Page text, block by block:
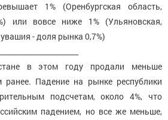
1% (Оренбургская область,
или вовсе ниже 1% (Ульяновская,
- доля рынка 0,7%)
в этом году продали меньше
ранее. Падение на рынке республики
подсчетам, около 4%, что
падением, но все же меньше,